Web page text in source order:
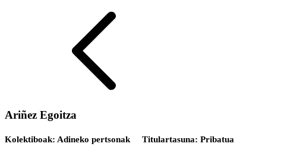
Ariñez Egoitza
Kolektiboak: Adineko pertsonak Titulartasuna: Pribatua